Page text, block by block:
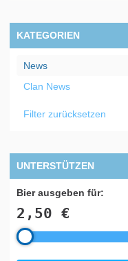
KATEGORIEN
News
Clan News
Filter zurücksetzen
UNTERSTÜTZEN
Bier ausgeben für:
2,50 €